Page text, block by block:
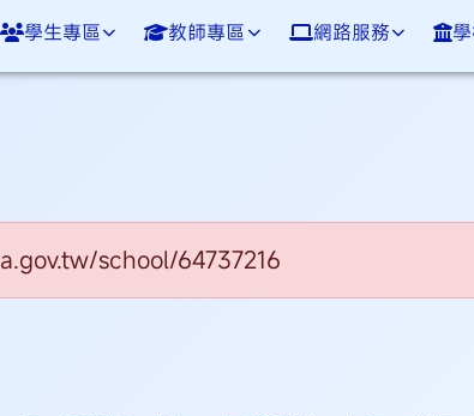
學生專區 教師專區 網路服務
school/64737216